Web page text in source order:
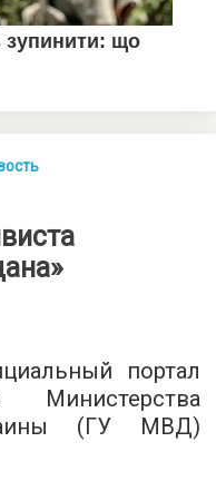
портал
Министерства
(ГУ МВД)